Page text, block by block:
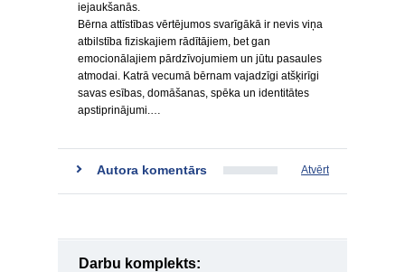
iejaukšanās.
Bērna attīstības vērtējumos svarīgākā ir nevis viņa
atbilstība fiziskajiem rādītājiem, bet gan
emocionālajiem pārdzīvojumiem un jūtu pasaules
atmodai. Katrā vecumā bērnam vajadzīgi atšķirīgi
savas esības, domāšanas, spēka un identitātes
apstiprinājumi.…
Autora komentārs Atvērt
Darbu komplekts: